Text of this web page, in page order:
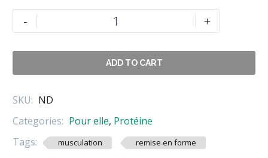
-
quantité
de
920GR
+
ADD TO CART
SKU: ND
Categories: Pour elle, Protéine
Tags:
musculation remise en forme